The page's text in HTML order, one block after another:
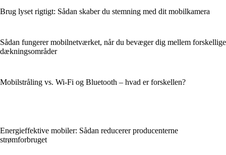
Brug lyset rigtigt: Sådan skaber du stemning med dit mobilkamera
Sådan fungerer mobilnetværket, når du bevæger dig mellem forskellige
dækningsområder
Mobilstråling vs. Wi-Fi og Bluetooth – hvad er forskellen?
Energieffektive mobiler: Sådan reducerer producenterne
strømforbruget